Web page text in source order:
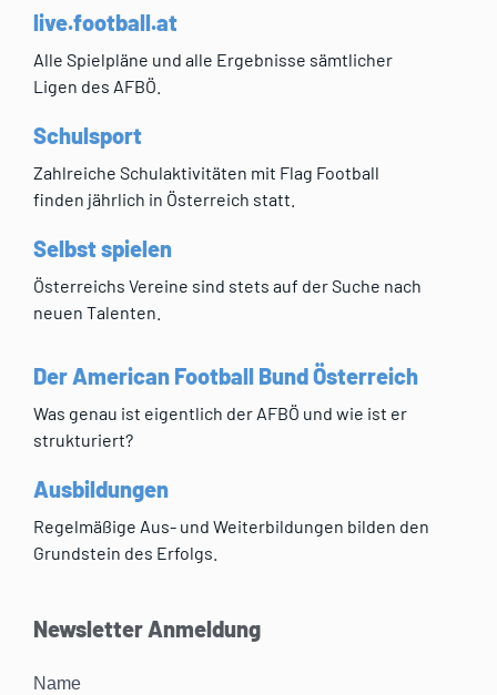
live.football.at
Alle Spielpläne und alle Ergebnisse sämtlicher
Ligen des AFBÖ.
Schulsport
Zahlreiche Schulaktivitäten mit Flag Football
finden jährlich in Österreich statt.
Selbst spielen
Österreichs Vereine sind stets auf der Suche nach
neuen Talenten.
Der American Football Bund Österreich
Was genau ist eigentlich der AFBÖ und wie ist er
strukturiert?
Ausbildungen
Regelmäßige Aus- und Weiterbildungen bilden den
Grundstein des Erfolgs.
Newsletter Anmeldung
Name